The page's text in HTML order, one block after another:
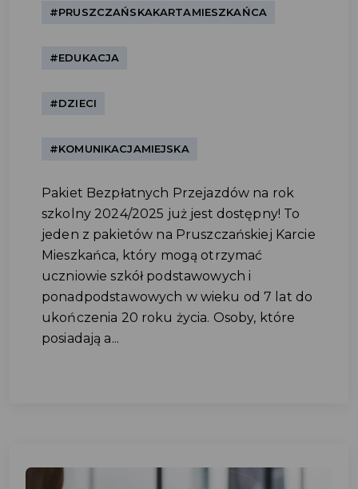
#PRUSZCZAŃSKAKARTAMIESZKAŃCA
#EDUKACJA
#DZIECI
#KOMUNIKACJAMIEJSKA
Pakiet Bezpłatnych Przejazdów na rok
szkolny 2024/2025 już jest dostępny! To
jeden z pakietów na Pruszczańskiej Karcie
Mieszkańca, który mogą otrzymać
uczniowie szkół podstawowych i
ponadpodstawowych w wieku od 7 lat do
ukończenia 20 roku życia. Osoby, które
posiadają a...